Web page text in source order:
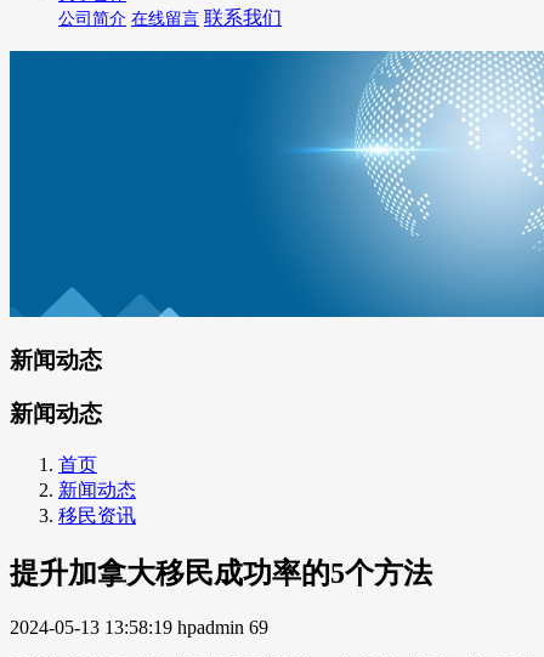
公司简介 在线留言 联系我们
新闻动态
新闻动态
首页
新闻动态
移民资讯
提升加拿大移民成功率的5个方法
2024-05-13 13:58:19 hpadmin 69